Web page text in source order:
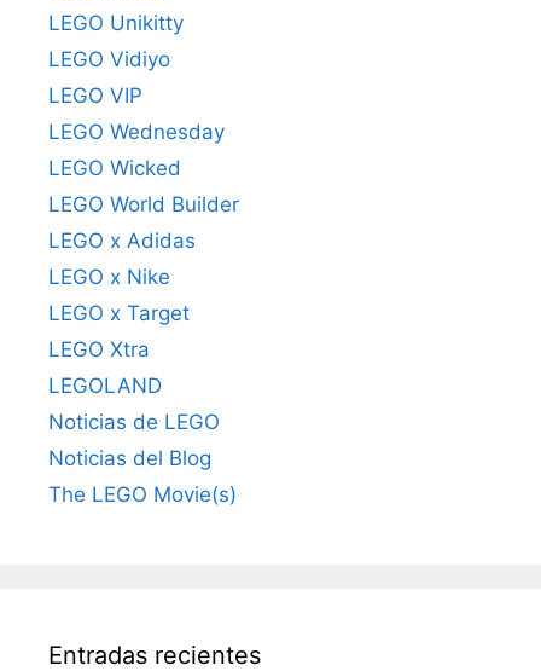
LEGO Unikitty
LEGO Vidiyo
LEGO VIP
LEGO Wednesday
LEGO Wicked
LEGO World Builder
LEGO x Adidas
LEGO x Nike
LEGO x Target
LEGO Xtra
LEGOLAND
Noticias de LEGO
Noticias del Blog
The LEGO Movie(s)
Entradas recientes